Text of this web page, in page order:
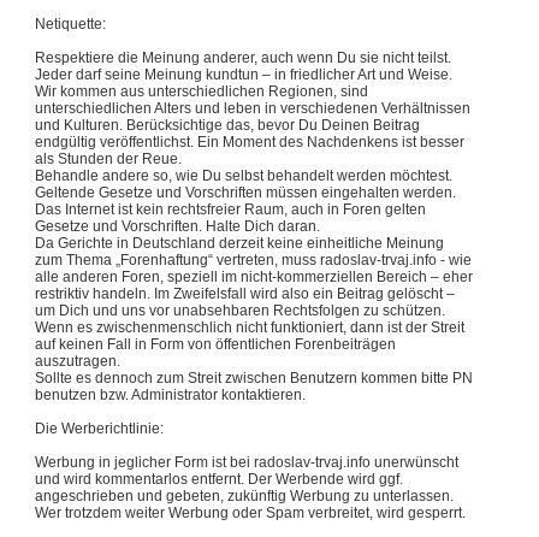
Netiquette:
Respektiere die Meinung anderer, auch wenn Du sie nicht teilst.
Jeder darf seine Meinung kundtun – in friedlicher Art und Weise.
Wir kommen aus unterschiedlichen Regionen, sind
unterschiedlichen Alters und leben in verschiedenen Verhältnissen
und Kulturen. Berücksichtige das, bevor Du Deinen Beitrag
endgültig veröffentlichst. Ein Moment des Nachdenkens ist besser
als Stunden der Reue.
Behandle andere so, wie Du selbst behandelt werden möchtest.
Geltende Gesetze und Vorschriften müssen eingehalten werden.
Das Internet ist kein rechtsfreier Raum, auch in Foren gelten
Gesetze und Vorschriften. Halte Dich daran.
Da Gerichte in Deutschland derzeit keine einheitliche Meinung
zum Thema „Forenhaftung“ vertreten, muss radoslav-trvaj.info - wie
alle anderen Foren, speziell im nicht-kommerziellen Bereich – eher
restriktiv handeln. Im Zweifelsfall wird also ein Beitrag gelöscht –
um Dich und uns vor unabsehbaren Rechtsfolgen zu schützen.
Wenn es zwischenmenschlich nicht funktioniert, dann ist der Streit
auf keinen Fall in Form von öffentlichen Forenbeiträgen
auszutragen.
Sollte es dennoch zum Streit zwischen Benutzern kommen bitte PN
benutzen bzw. Administrator kontaktieren.
Die Werberichtlinie:
Werbung in jeglicher Form ist bei radoslav-trvaj.info unerwünscht
und wird kommentarlos entfernt. Der Werbende wird ggf.
angeschrieben und gebeten, zukünftig Werbung zu unterlassen.
Wer trotzdem weiter Werbung oder Spam verbreitet, wird gesperrt.